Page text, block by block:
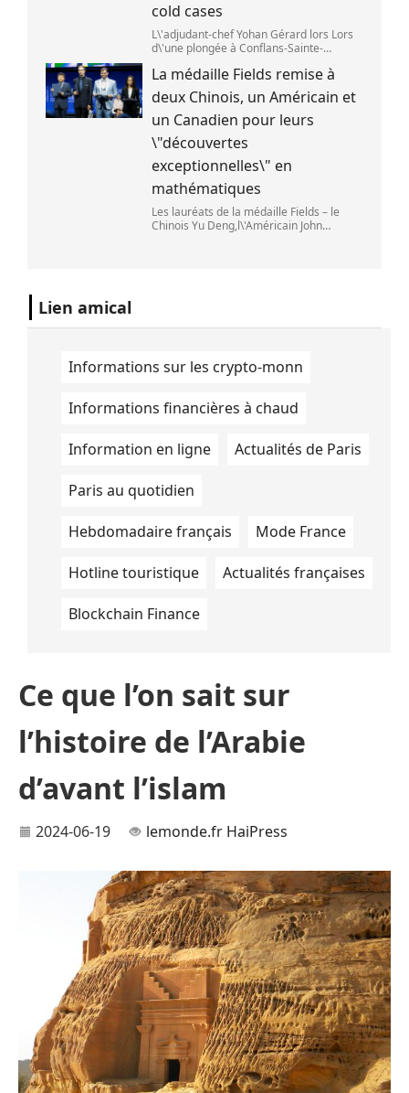
cold cases
L\'adjudant-chef Yohan Gérard lors Lors
d\'une plongée à Conflans-Sainte-
Seine. (DAVID DI GIACOMO /
FRANCEINFO)
La médaille Fields remise à
deux Chinois, un Américain et
un Canadien pour leurs
\"découvertes
exceptionnelles\" en
mathématiques
Les lauréats de la médaille Fields – le
Chinois Yu Deng,l\'Américain John
Lien amical
Informations sur les crypto-monn
Informations financières à chaud
Information en ligne Actualités de Paris
Paris au quotidien
Hebdomadaire français Mode France
Hotline touristique Actualités françaises
Blockchain Finance
Ce que l’on sait sur
l’histoire de l’Arabie
d’avant l’islam
2024-06-19 lemonde.fr HaiPress